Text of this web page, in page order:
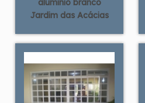
alumínio branco
Jardim das Acácias